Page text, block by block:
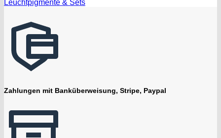
Leuchtpigmente & Sets
Zahlungen mit Banküberweisung, Stripe, Paypal